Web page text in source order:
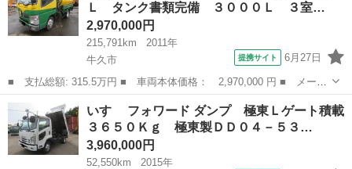
イド電...
Ｌ タンク書類完備 ３０００Ｌ ３室…
2,970,000円
215,791km
2011年
牛久市
提携サイト 6月27日
■ 支払総額: 315.5万円 ■ 車両本体価格： 2,970,000 円 ■ メーカ
ー名： 三菱ふそう ■ 車種名： キャンター ■ グレード名： 新
明和３室３０００Ｌ タンク書類完備 ３０００Ｌ ３室タンク（１
＋１＋１...
牛久市 その他
いすゞ フォワード ダンプ 極東Ｌゲート積載
３６５０Ｋｇ 極東製ＤＤ０４－５３…
3,960,000円
52,550km
2015年